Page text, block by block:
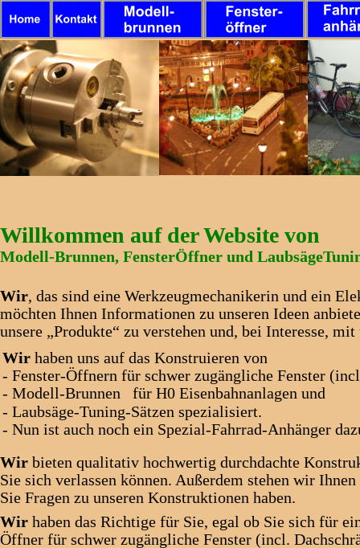
Willkommen auf der Website von
Modell-Brunnen, FensterÖffner und
Wir, das sind eine Werkzeugmechanikerin und ein
möchten Ihnen Informationen zu unseren Ideen
unsere „Produkte“ zu verstehen und, bei Interesse,
Wir haben
- Fenster-Öffnern für
- Modell-
-
- Nun ist auch noch ein Spezial-Fahrrad-Anhänger
Wir bieten qualitativ hochwertig durchdachte
Sie sich verlassen können. Außerdem stehen wir
Sie Fragen zu unseren Konstruktionen haben.
Wir haben das Richtige für Sie, egal ob Sie sich für
Öffner für schwer zugängliche Fenster (incl.